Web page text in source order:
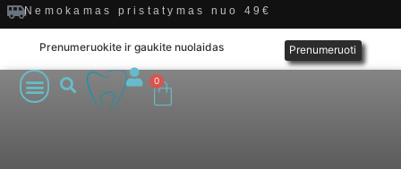
Nemokamas pristatymas nuo 49€
Prenumeruokite ir gaukite nuolaidas Prenumeruoti
0